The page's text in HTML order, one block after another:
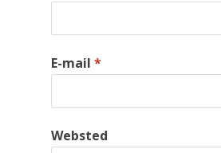
E-mail *
Websted